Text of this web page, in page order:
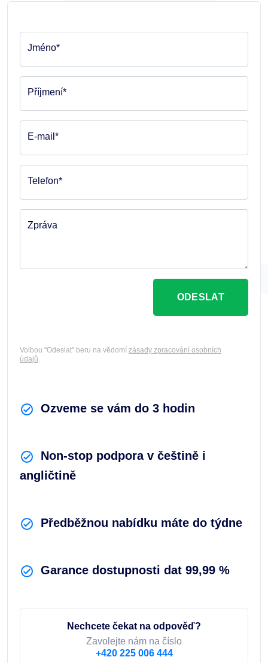
Ozveme se vám do 3 hodin
Non-stop podpora v češtině i
angličtině
Předběžnou nabídku máte do týdne
Garance dostupnosti dat 99,99 %
Nechcete čekat na odpověď?
Zavolejte nám na číslo
+420 225 006 444
Jméno*
Příjmení*
E-mail*
Telefon*
Zpráva
ODESLAT
Volbou "Odeslat" beru na vědomí zásady zpracování osobních
údajů.